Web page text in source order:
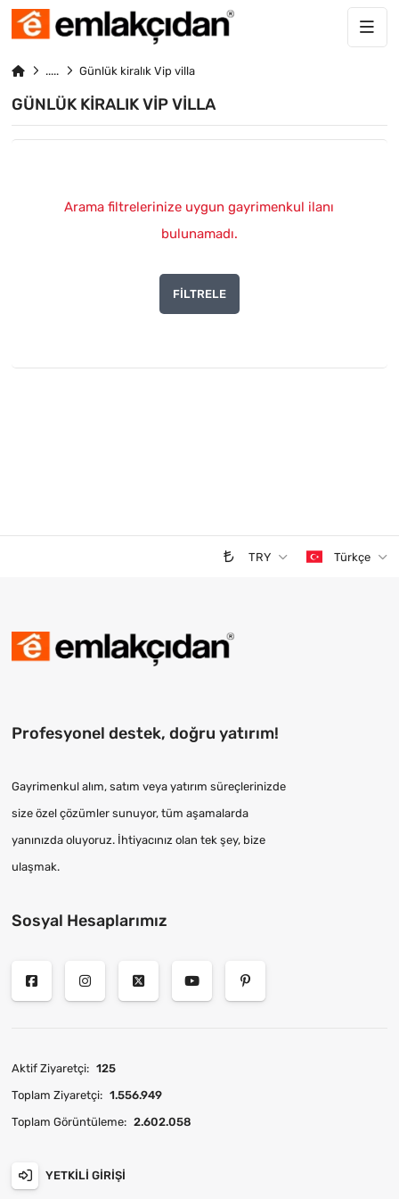
Günlük kiralık Vip villa
GÜNLÜK KIRALIK VIP VILLA
Arama filtrelerinize uygun gayrimenkul ilanı
bulunamadı.
FILTRELE
TRY Türkçe
Profesyonel destek, doğru yatırım!
Gayrimenkul alım, satım veya yatırım süreçlerinizde
size özel çözümler sunuyor, tüm aşamalarda
yanınızda oluyoruz. İhtiyacınız olan tek şey, bize
ulaşmak.
Sosyal Hesaplarımız
Aktif Ziyaretçi: 125
Toplam Ziyaretçi: 1.556.949
Toplam Görüntüleme: 2.602.058
YETKILI GIRIŞI